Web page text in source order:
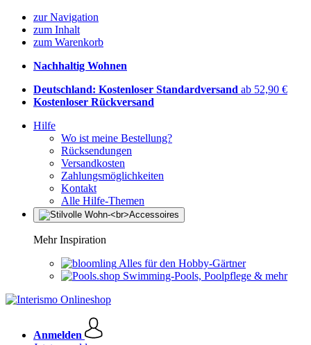
zur Navigation
zum Inhalt
zum Warenkorb
Nachhaltig Wohnen
Deutschland: Kostenloser Standardversand ab 52,90 €
Kostenloser Rückversand
Hilfe
Wo ist meine Bestellung?
Rücksendungen
Versandkosten
Zahlungsmöglichkeiten
Kontakt
Alle Hilfe-Themen
Mehr Inspiration
Alles für den Hobby-Gärtner
Swimming-Pools, Poolpflege & mehr
Anmelden